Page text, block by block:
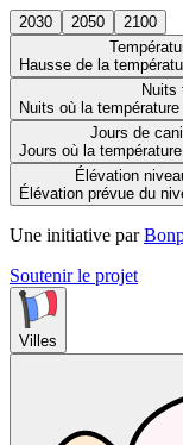
2030 2050
2100
Hausse de la
Nuits
Nuits où la
Jours de
Jours où la
Élévation
Élévation prévue du
Une initiative par
Soutenir le projet
Villes